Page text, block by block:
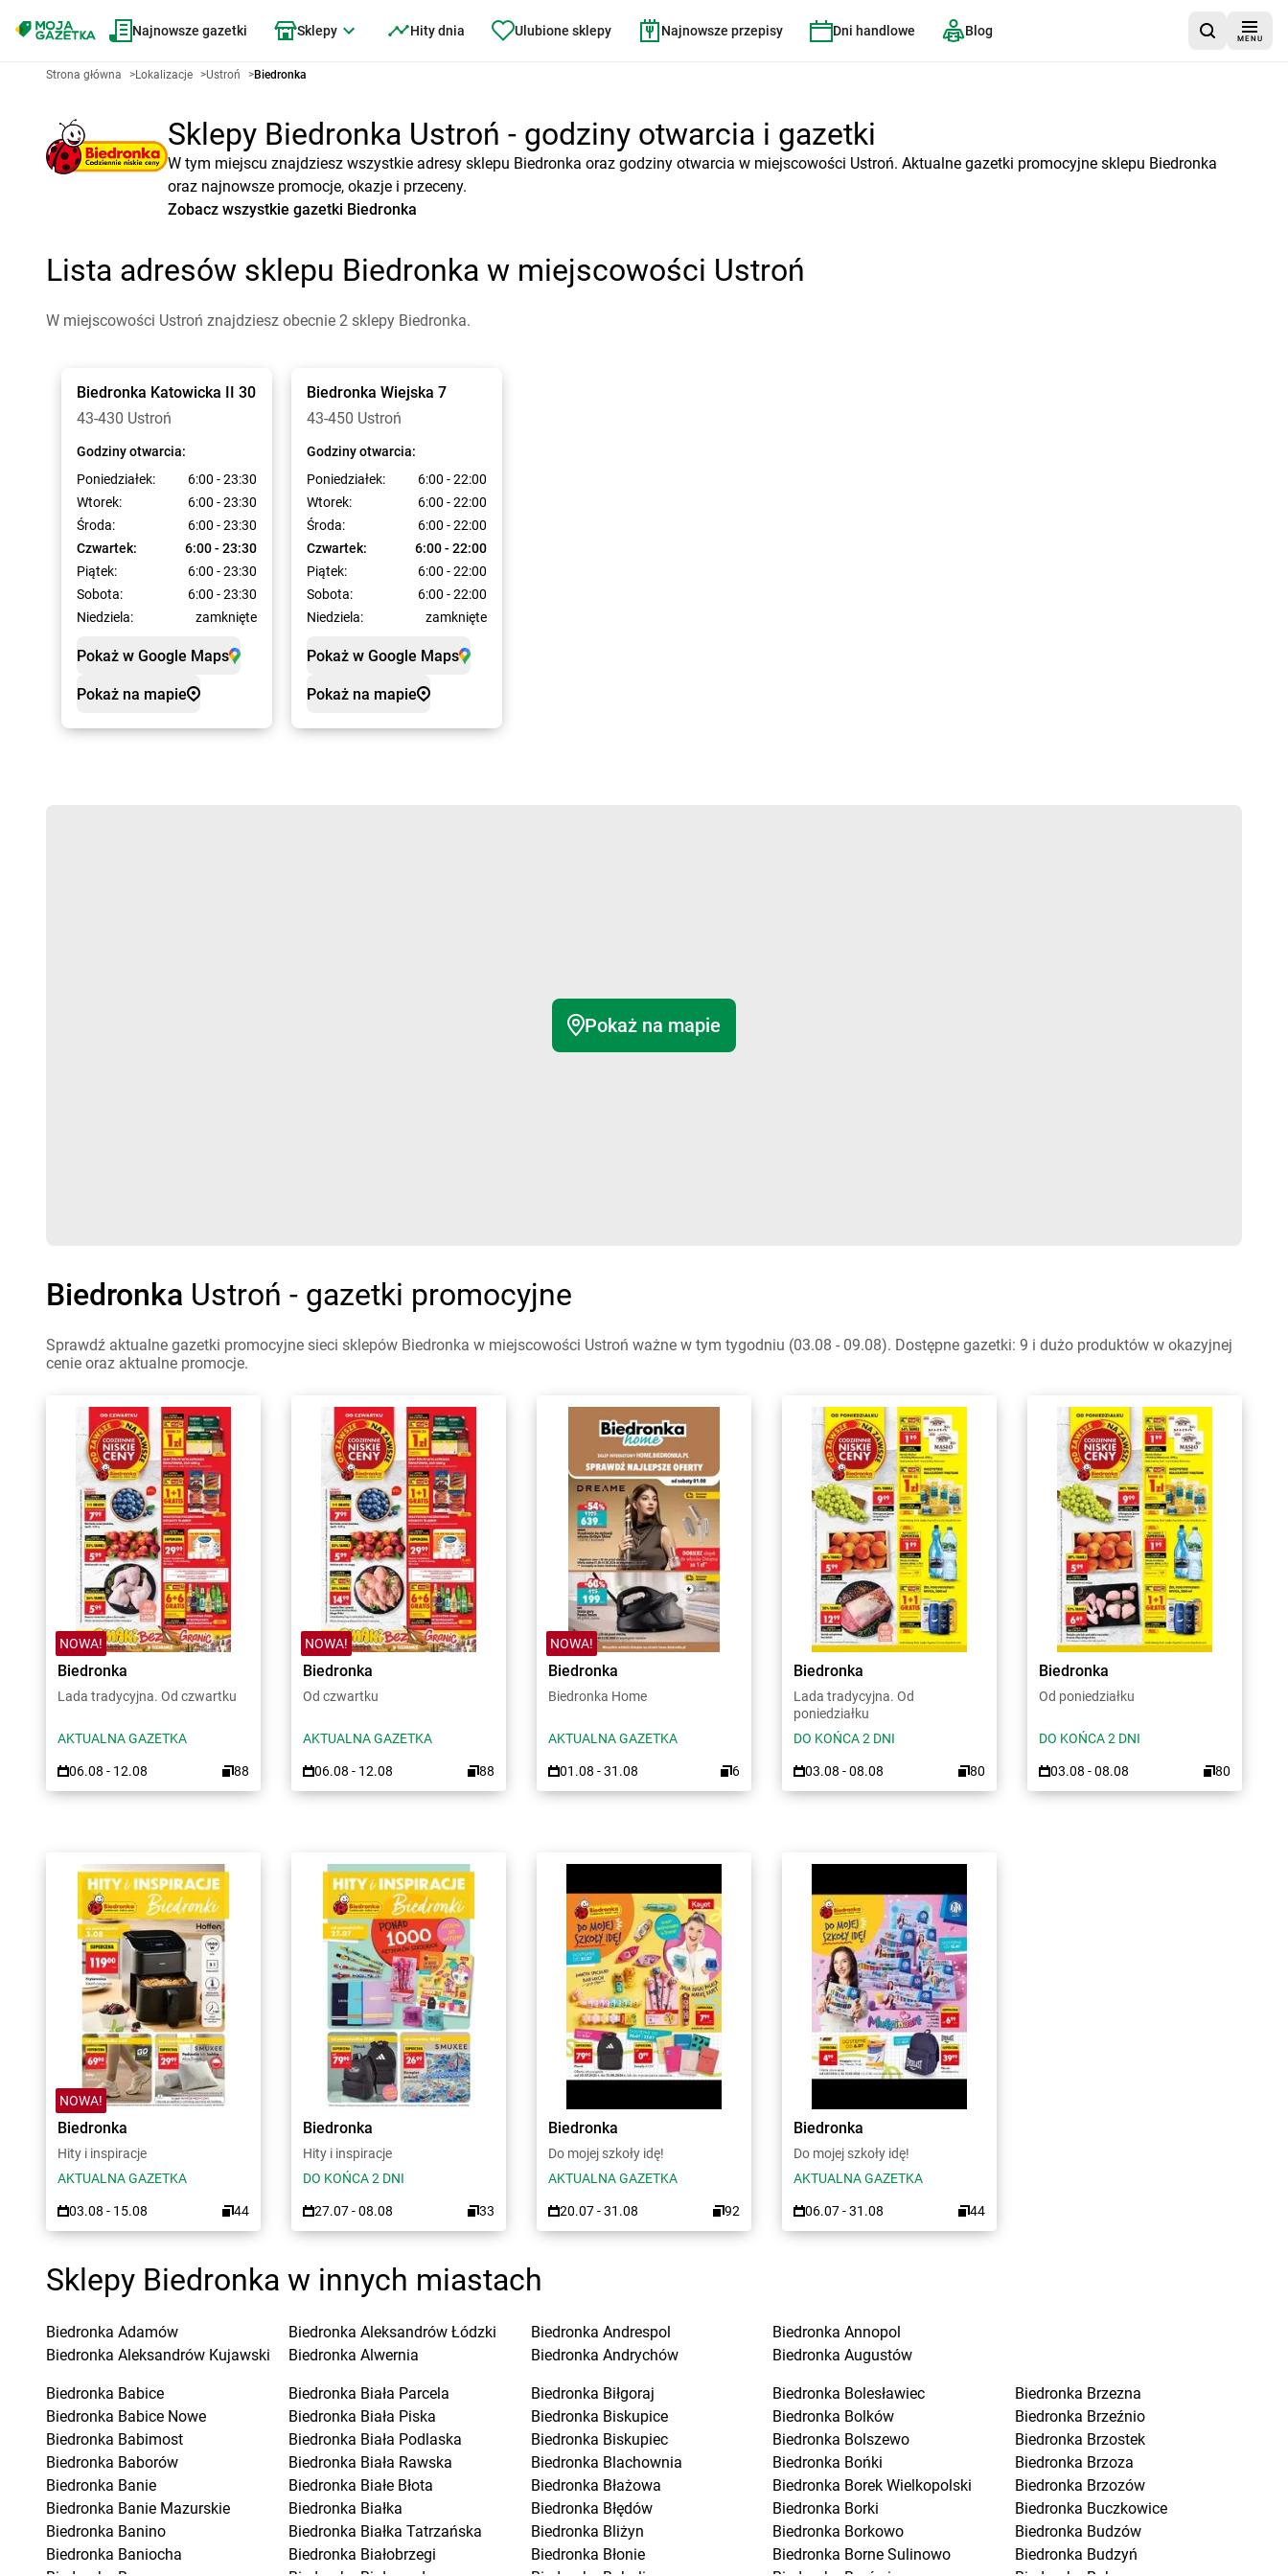
Najnowsze gazetki Sklepy Hity dnia Ulubione sklepy Najnowsze przepisy Dni handlowe Blog
MENU
Strona główna >Lokalizacje >Ustroń >Biedronka
Sklepy Biedronka Ustroń - godziny otwarcia i gazetki
W tym miejscu znajdziesz wszystkie adresy sklepu Biedronka oraz godziny otwarcia w miejscowości Ustroń. Aktualne gazetki promocyjne sklepu Biedronka
oraz najnowsze promocje, okazje i przeceny.
Zobacz wszystkie gazetki Biedronka
Lista adresów sklepu Biedronka w miejscowości Ustroń
W miejscowości Ustroń znajdziesz obecnie 2 sklepy Biedronka.
Biedronka Katowicka II 30
43-430 Ustroń
Godziny otwarcia:
Poniedziałek:
6:00 - 23:30
Wtorek:
6:00 - 23:30
Środa:
6:00 - 23:30
Czwartek:
6:00 - 23:30
Piątek:
6:00 - 23:30
Sobota:
6:00 - 23:30
Niedziela:
zamknięte
Pokaż w Google Maps
Pokaż na mapie
Biedronka Wiejska 7
43-450 Ustroń
Godziny otwarcia:
Poniedziałek:
6:00 - 22:00
Wtorek:
6:00 - 22:00
Środa:
6:00 - 22:00
Czwartek:
6:00 - 22:00
Piątek:
6:00 - 22:00
Sobota:
6:00 - 22:00
Niedziela:
zamknięte
Pokaż w Google Maps
Pokaż na mapie
Pokaż na mapie
Biedronka Ustroń - gazetki promocyjne
Sprawdź aktualne gazetki promocyjne sieci sklepów Biedronka w miejscowości Ustroń ważne w tym tygodniu (03.08 - 09.08). Dostępne gazetki: 9 i dużo produktów w okazyjnej
cenie oraz aktualne promocje.
NOWA!
Biedronka
Lada tradycyjna. Od czwartku
AKTUALNA GAZETKA
06.08 - 12.08 88
NOWA!
Biedronka
Od czwartku
AKTUALNA GAZETKA
06.08 - 12.08 88
NOWA!
Biedronka
Biedronka Home
AKTUALNA GAZETKA
01.08 - 31.08 6
Biedronka
Lada tradycyjna. Od
poniedziałku
DO KOŃCA 2 DNI
03.08 - 08.08 80
Biedronka
Od poniedziałku
DO KOŃCA 2 DNI
03.08 - 08.08 80
NOWA!
Biedronka
Hity i inspiracje
AKTUALNA GAZETKA
03.08 - 15.08 44
Biedronka
Hity i inspiracje
DO KOŃCA 2 DNI
27.07 - 08.08 33
Biedronka
Do mojej szkoły idę!
AKTUALNA GAZETKA
20.07 - 31.08 92
Biedronka
Do mojej szkoły idę!
AKTUALNA GAZETKA
06.07 - 31.08 44
Sklepy Biedronka w innych miastach
Biedronka Adamów
Biedronka Aleksandrów Kujawski
Biedronka Aleksandrów Łódzki
Biedronka Alwernia
Biedronka Andrespol
Biedronka Andrychów
Biedronka Annopol
Biedronka Augustów
Biedronka Babice
Biedronka Babice Nowe
Biedronka Babimost
Biedronka Baborów
Biedronka Banie
Biedronka Banie Mazurskie
Biedronka Banino
Biedronka Baniocha
Biedronka Biała Parcela
Biedronka Biała Piska
Biedronka Biała Podlaska
Biedronka Biała Rawska
Biedronka Białe Błota
Biedronka Białka
Biedronka Białka Tatrzańska
Biedronka Białobrzegi
Biedronka Biłgoraj
Biedronka Biskupice
Biedronka Biskupiec
Biedronka Blachownia
Biedronka Błażowa
Biedronka Błędów
Biedronka Bliżyn
Biedronka Błonie
Biedronka Bolesławiec
Biedronka Bolków
Biedronka Bolszewo
Biedronka Bońki
Biedronka Borek Wielkopolski
Biedronka Borki
Biedronka Borkowo
Biedronka Borne Sulinowo
Biedronka Brzezna
Biedronka Brzeźnio
Biedronka Brzostek
Biedronka Brzoza
Biedronka Brzozów
Biedronka Buczkowice
Biedronka Budzów
Biedronka Budzyń